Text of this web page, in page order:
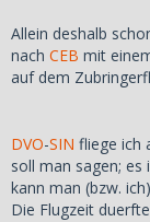
Allein deshalb
nach CEB mit
auf dem
DVO-SIN fliege ich
soll man sagen; es
kann man (bzw.
Die Flugzeit